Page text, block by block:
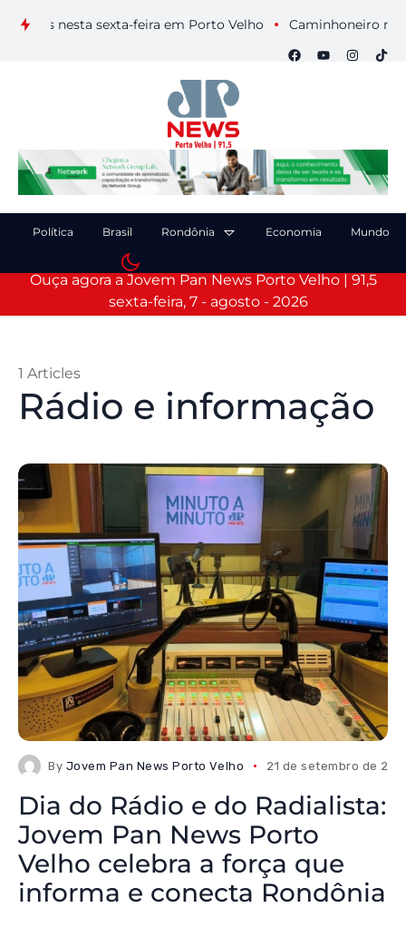
nesta sexta-feira em Porto Velho Caminhoneiro morre
Política Brasil Rondônia Economia Mundo
Ouça agora a Jovem Pan News Porto Velho | 91,5
sexta-feira, 7 - agosto - 2026
Rádio e informação
1 Articles
By Jovem Pan News Porto Velho 21 de setembro de
Dia do Rádio e do Radialista:
Jovem Pan News Porto
Velho celebra a força que
informa e conecta Rondônia